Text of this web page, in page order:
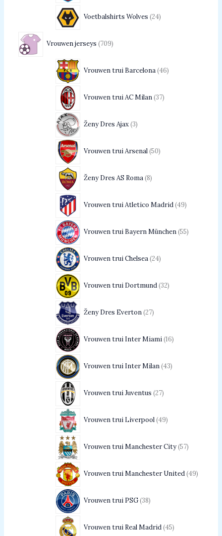
Voetbalshirts Wolves 24
Vrouwen jerseys 709
Vrouwen trui Barcelona 46
Vrouwen trui AC Milan 37
Ženy Dres Ajax 3
Vrouwen trui Arsenal 50
Ženy Dres AS Roma 8
Vrouwen trui Atletico Madrid 49
Vrouwen trui Bayern München 55
Vrouwen trui Chelsea 24
Vrouwen trui Dortmund 32
Ženy Dres Everton 27
Vrouwen trui Inter Miami 16
Vrouwen trui Inter Milan 43
Vrouwen trui Juventus 27
Vrouwen trui Liverpool 49
Vrouwen trui Manchester City 57
Vrouwen trui Manchester United 49
Vrouwen trui PSG 38
Vrouwen trui Real Madrid 45